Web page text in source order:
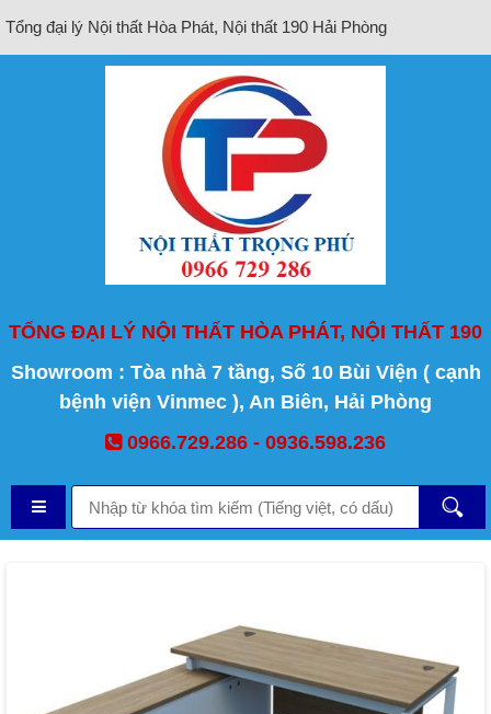
Tổng đại lý Nội thất Hòa Phát, Nội thất 190 Hải Phòng
TỔNG ĐẠI LÝ NỘI THẤT HÒA PHÁT, NỘI THẤT 190
Showroom : Tòa nhà 7 tầng, Số 10 Bùi Viện ( cạnh
bệnh viện Vinmec ), An Biên, Hải Phòng
0966.729.286 - 0936.598.236